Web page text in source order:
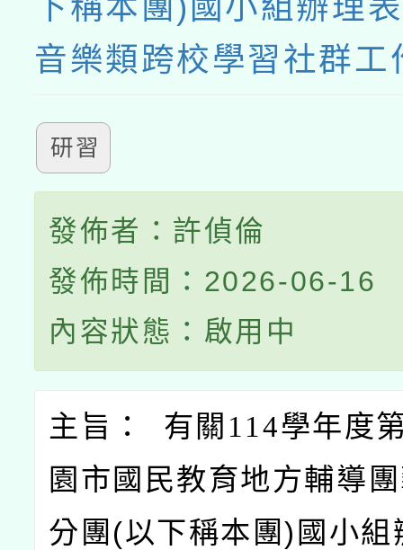
下稱本團)國小組辦理
音樂類跨校學習社群工
研習
發佈者：許偵倫
發佈時間：2026-06-16
內容狀態：啟用中
主旨： 有關114學年度
園市國民教育地方輔導
分團(以下稱本團)國小組